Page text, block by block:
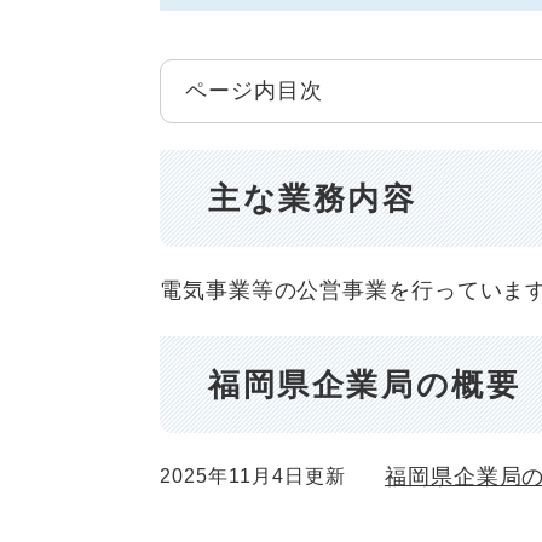
ページ内目次
主な業務内容
電気事業等の公営事業を行っています
福岡県企業局の概要
2025年11月4日更新 福岡県企業局